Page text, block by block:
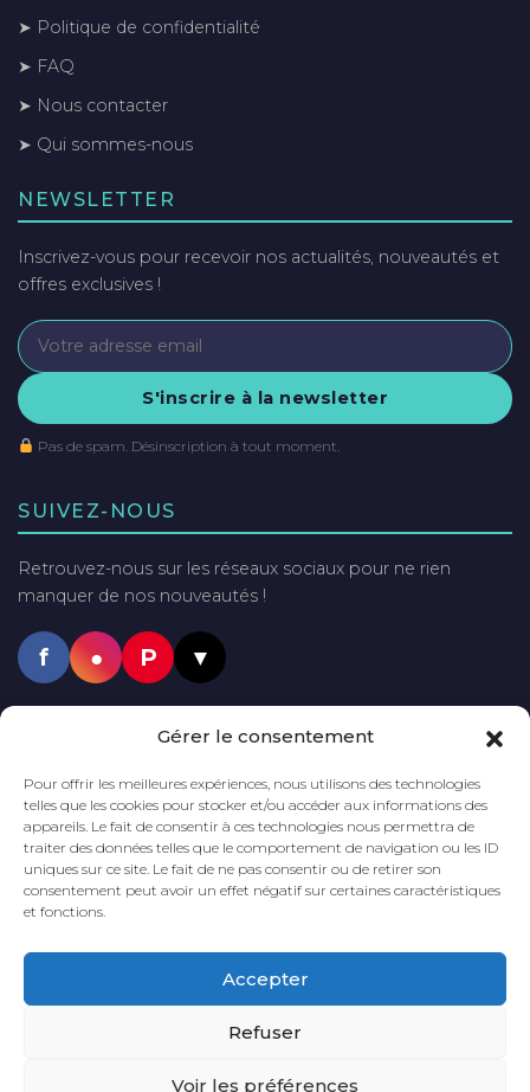
Gérer le consentement
Pour offrir les meilleures expériences, nous utilisons des technologies
telles que les cookies pour stocker et/ou accéder aux informations des
appareils. Le fait de consentir à ces technologies nous permettra de
traiter des données telles que le comportement de navigation ou les ID
uniques sur ce site. Le fait de ne pas consentir ou de retirer son
consentement peut avoir un effet négatif sur certaines caractéristiques
et fonctions.
Accepter
Refuser
Voir les préférences
➤ Politique de confidentialité
➤ FAQ
➤ Nous contacter
➤ Qui sommes-nous
NEWSLETTER
Inscrivez-vous pour recevoir nos actualités, nouveautés et
offres exclusives !
S'inscrire à la newsletter
Pas de spam. Désinscription à tout moment.
SUIVEZ-NOUS
Retrouvez-nous sur les réseaux sociaux pour ne rien
manquer de nos nouveautés !
f ● P ▼
LIVRAISON GRATUITE
DÈS 60€
D'ACHAT*
*En France métropolitaine